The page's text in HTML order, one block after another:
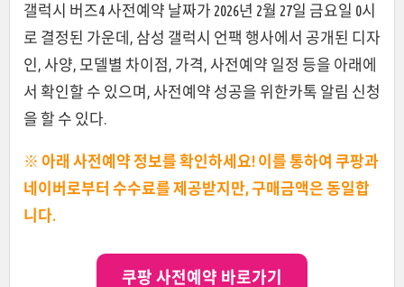
갤럭시 버즈4 사전예약 날짜가 2026년 2월 27일 금요일 0시
로 결정된 가운데, 삼성 갤럭시 언팩 행사에서 공개된 디자
인, 사양, 모델별 차이점, 가격, 사전예약 일정 등을 아래에
서 확인할 수 있으며, 사전예약 성공을 위한카톡 알림 신청
을 할 수 있다.
※ 아래 사전예약 정보를 확인하세요! 이를 통하여 쿠팡과
네이버로부터 수수료를 제공받지만, 구매금액은 동일합
니다.
쿠팡 사전예약 바로가기